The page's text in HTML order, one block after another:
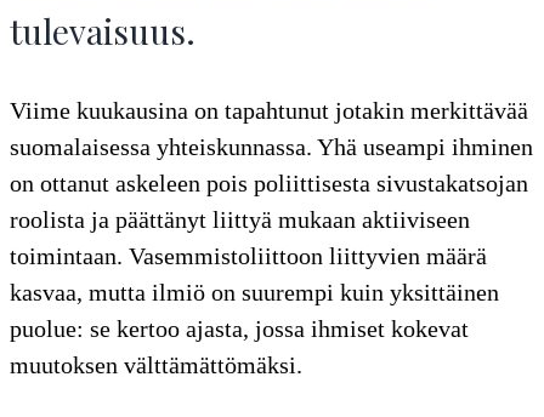
tulevaisuus.
Viime kuukausina on tapahtunut jotakin merkittävää
suomalaisessa yhteiskunnassa. Yhä useampi ihminen
on ottanut askeleen pois poliittisesta sivustakatsojan
roolista ja päättänyt liittyä mukaan aktiiviseen
toimintaan. Vasemmistoliittoon liittyvien määrä
kasvaa, mutta ilmiö on suurempi kuin yksittäinen
puolue: se kertoo ajasta, jossa ihmiset kokevat
muutoksen välttämättömäksi.